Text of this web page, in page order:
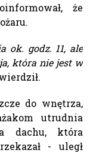
że
ok. godz. 11, ale
która nie jest w
do wnętrza,
utrudnia
dachu, która
- uległ